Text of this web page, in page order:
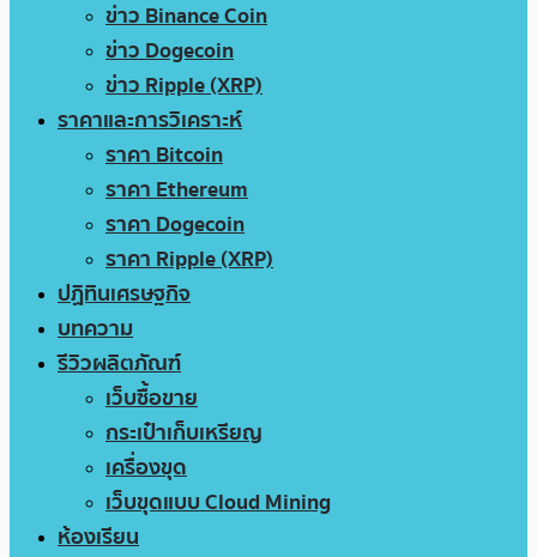
ข่าว Binance Coin
ข่าว Dogecoin
ข่าว Ripple (XRP)
ราคาและการวิเคราะห์
ราคา Bitcoin
ราคา Ethereum
ราคา Dogecoin
ราคา Ripple (XRP)
ปฏิทินเศรษฐกิจ
บทความ
รีวิวผลิตภัณฑ์
เว็บซื้อขาย
กระเป๋าเก็บเหรียญ
เครื่องขุด
เว็บขุดแบบ Cloud Mining
ห้องเรียน